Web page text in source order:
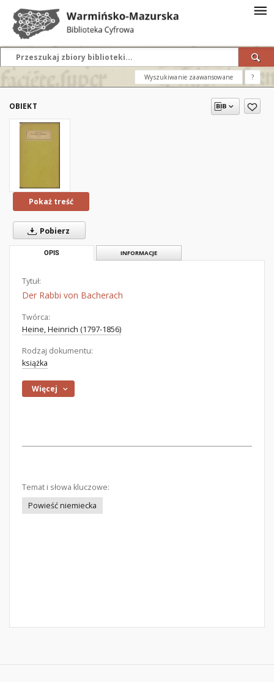
Wyszukiwanie zaawansowane ?
OBIEKT
Pokaż treść
Pobierz
OPIS INFORMACJE
Tytuł:
Der Rabbi von Bacherach
Twórca:
Heine, Heinrich (1797-1856)
Rodzaj dokumentu:
książka
Więcej
Temat i słowa kluczowe:
Powieść niemiecka